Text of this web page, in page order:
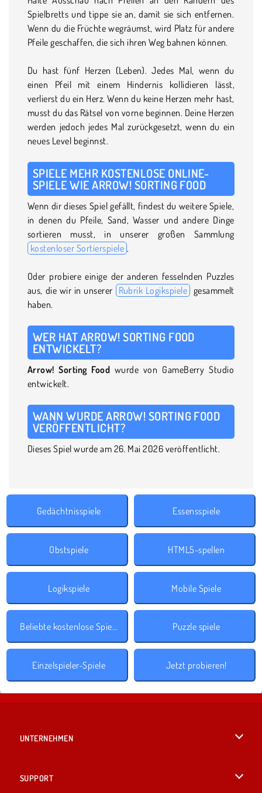
Spielbretts und tippe sie an, damit sie sich entfernen.
Wenn du die Früchte wegräumst, wird Platz für andere
Pfeile geschaffen, die sich ihren Weg bahnen können.
Du hast fünf Herzen (Leben). Jedes Mal, wenn du
einen Pfeil mit einem Hindernis kollidieren lässt,
verlierst du ein Herz. Wenn du keine Herzen mehr hast,
musst du das Rätsel von vorne beginnen. Deine Herzen
werden jedoch jedes Mal zurückgesetzt, wenn du ein
neues Level beginnst.
SPIELE MEHR KOSTENLOSE ONLINE-
SPIELE WIE ARROW! SORTING FOOD
Wenn dir dieses Spiel gefällt, findest du weitere Spiele,
in denen du Pfeile, Sand, Wasser und andere Dinge
sortieren musst, in unserer großen Sammlung
kostenloser Sortierspiele .
Oder probiere einige der anderen fesselnden Puzzles
aus, die wir in unserer Rubrik Logikspiele gesammelt
haben.
WER HAT ARROW! SORTING FOOD
ENTWICKELT?
Arrow! Sorting Food wurde von GameBerry Studio
entwickelt.
WANN WURDE ARROW! SORTING FOOD
VERÖFFENTLICHT?
Dieses Spiel wurde am 26. Mai 2026 veröffentlicht.
Gedächtnisspiele Essensspiele
Obstspiele HTML5-spellen
Logikspiele Mobile Spiele
Beliebte kostenlose Spiele Puzzle spiele
Einzelspieler-Spiele Jetzt probieren!
UNTERNEHMEN
SUPPORT